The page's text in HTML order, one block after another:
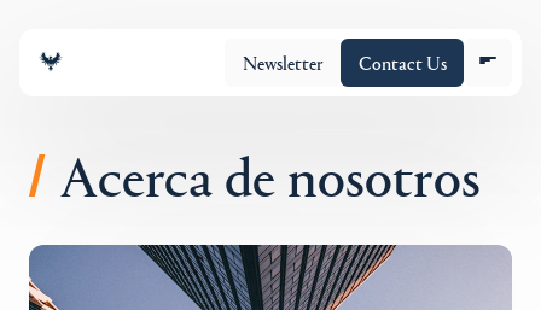
Newsletter Contact Us
Equipo
/ Acerca de nosotros